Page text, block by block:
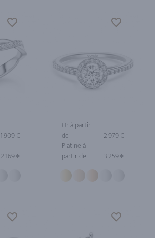
1 909 €
2 169 €
Or à partir
de
2 979 €
Platine à
partir de
3 259 €